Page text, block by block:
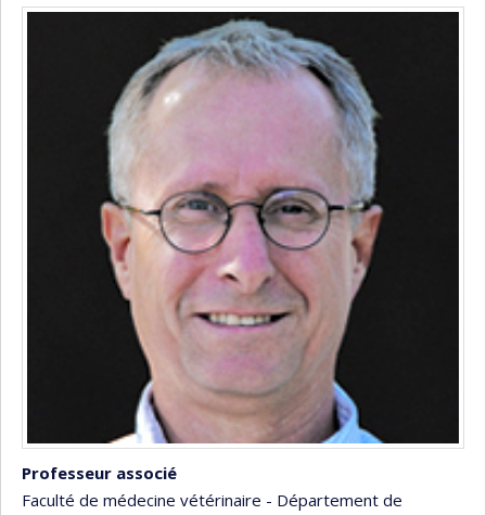
Professeur associé
Faculté de médecine vétérinaire - Département de